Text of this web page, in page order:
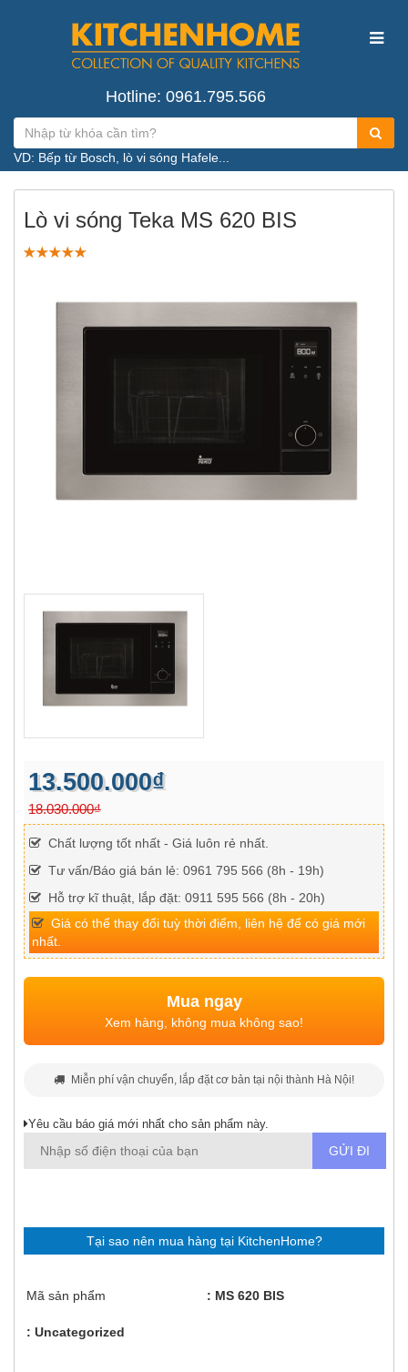
Hotline: 0961.795.566
VD: Bếp từ Bosch, lò vi sóng Hafele...
Lò vi sóng Teka MS 620 BIS
13.500.000₫
18.030.000₫
Chất lượng tốt nhất - Giá luôn rẻ nhất.
Tư vấn/Báo giá bán lẻ: 0961 795 566 (8h - 19h)
Hỗ trợ kĩ thuật, lắp đặt: 0911 595 566 (8h - 20h)
Giá có thể thay đổi tuỳ thời điểm, liên hệ để có giá mới
nhất.
Mua ngay
Xem hàng, không mua không sao!
Miễn phí vận chuyển, lắp đặt cơ bản tại nội thành Hà Nội!
Yêu cầu báo giá mới nhất cho sản phẩm này.
Tại sao nên mua hàng tại KitchenHome?
Mã sản phẩm MS 620 BIS
Uncategorized